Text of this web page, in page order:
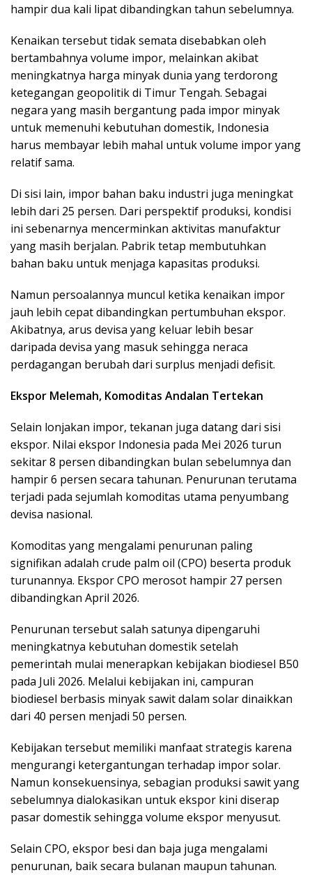
hampir dua kali lipat dibandingkan tahun sebelumnya.
Kenaikan tersebut tidak semata disebabkan oleh
bertambahnya volume impor, melainkan akibat
meningkatnya harga minyak dunia yang terdorong
ketegangan geopolitik di Timur Tengah. Sebagai
negara yang masih bergantung pada impor minyak
untuk memenuhi kebutuhan domestik, Indonesia
harus membayar lebih mahal untuk volume impor yang
relatif sama.
Di sisi lain, impor bahan baku industri juga meningkat
lebih dari 25 persen. Dari perspektif produksi, kondisi
ini sebenarnya mencerminkan aktivitas manufaktur
yang masih berjalan. Pabrik tetap membutuhkan
bahan baku untuk menjaga kapasitas produksi.
Namun persoalannya muncul ketika kenaikan impor
jauh lebih cepat dibandingkan pertumbuhan ekspor.
Akibatnya, arus devisa yang keluar lebih besar
daripada devisa yang masuk sehingga neraca
perdagangan berubah dari surplus menjadi defisit.
Ekspor Melemah, Komoditas Andalan Tertekan
Selain lonjakan impor, tekanan juga datang dari sisi
ekspor. Nilai ekspor Indonesia pada Mei 2026 turun
sekitar 8 persen dibandingkan bulan sebelumnya dan
hampir 6 persen secara tahunan. Penurunan terutama
terjadi pada sejumlah komoditas utama penyumbang
devisa nasional.
Komoditas yang mengalami penurunan paling
signifikan adalah crude palm oil (CPO) beserta produk
turunannya. Ekspor CPO merosot hampir 27 persen
dibandingkan April 2026.
Penurunan tersebut salah satunya dipengaruhi
meningkatnya kebutuhan domestik setelah
pemerintah mulai menerapkan kebijakan biodiesel B50
pada Juli 2026. Melalui kebijakan ini, campuran
biodiesel berbasis minyak sawit dalam solar dinaikkan
dari 40 persen menjadi 50 persen.
Kebijakan tersebut memiliki manfaat strategis karena
mengurangi ketergantungan terhadap impor solar.
Namun konsekuensinya, sebagian produksi sawit yang
sebelumnya dialokasikan untuk ekspor kini diserap
pasar domestik sehingga volume ekspor menyusut.
Selain CPO, ekspor besi dan baja juga mengalami
penurunan, baik secara bulanan maupun tahunan.